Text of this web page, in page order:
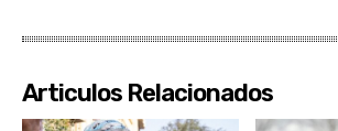
Articulos Relacionados